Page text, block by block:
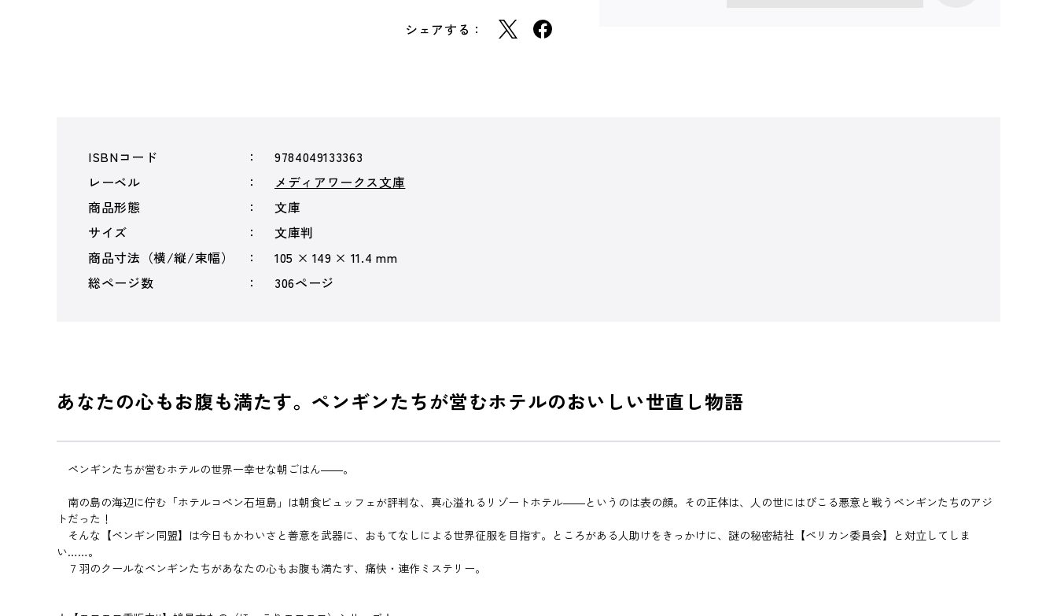
シェアする：
ISBNコード
9784049133363
レーベル
メディアワークス文庫
商品形態
文庫
サイズ
文庫判
商品寸法（横/縦/束幅）
105 × 149 × 11.4 mm
総ページ数
306ページ
あなたの心もお腹も満たす。ペンギンたちが営むホテルのおいしい世直し物語
ペンギンたちが営むホテルの世界一幸せな朝ごはん――。
南の島の海辺に佇む「ホテルコペン石垣島」は朝食ビュッフェが評判な、真心溢れるリゾートホテル――というのは表の顔。その正体は、人の世にはびこる悪意と戦うペンギンたちのアジ
トだった！
そんな【ペンギン同盟】は今日もかわいさと善意を武器に、おもてなしによる世界征服を目指す。ところがある人助けをきっかけに、謎の秘密結社【ペリカン委員会】と対立してしま
い……。
７羽のクールなペンギンたちがあなたの心もお腹も満たす、痛快・連作ミステリー。